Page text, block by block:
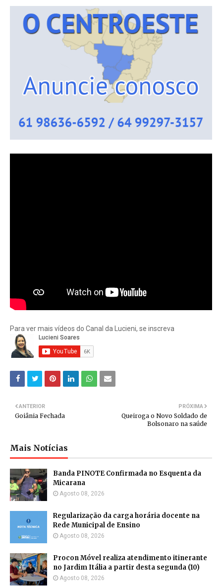
Para ver mais vídeos do Canal da Lucieni, se inscreva
PRÓXIMA
Queiroga o Novo Soldado de
Bolsonaro na saúde
ANTERIOR
Goiânia Fechada
Mais Notícias
Banda PINOTE Confirmada no Esquenta da
Micarana
Agosto 08, 2026
Regularização da carga horária docente na
Rede Municipal de Ensino
Agosto 08, 2026
Procon Móvel realiza atendimento itinerante
no Jardim Itália a partir desta segunda (10)
Agosto 08, 2026